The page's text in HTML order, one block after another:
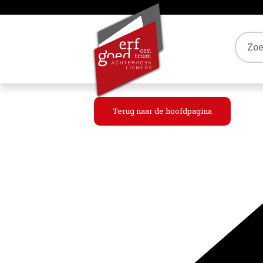
Terug naar de hoofdpagina